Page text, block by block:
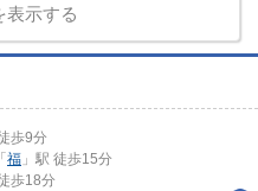
表示する
歩9分
「 福 」駅 徒歩15分
歩18分